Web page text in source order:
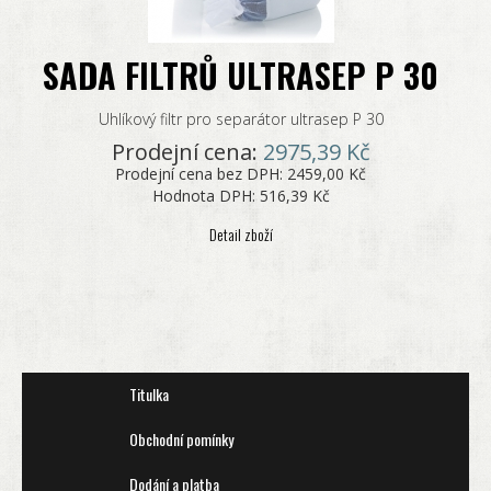
SADA FILTRŮ ULTRASEP P 30
Uhlíkový filtr pro separátor ultrasep P 30
Prodejní cena: 2975,39 Kč
Prodejní cena bez DPH: 2459,00 Kč
Hodnota DPH: 516,39 Kč
Detail zboží
Titulka
Obchodní pomínky
Dodání a platba